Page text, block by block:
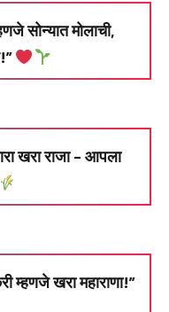
सोन्यात मोलाची,
खरा राजा – आपला
म्हणजे खरा महाराणा!”